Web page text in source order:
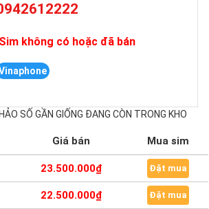
Sim không có hoặc đã bán
SỐ GẦN GIỐNG ĐANG CÒN TRONG KHO
Giá bán Mua sim
23.500.000₫ Đặt mua
22.500.000₫ Đặt mua